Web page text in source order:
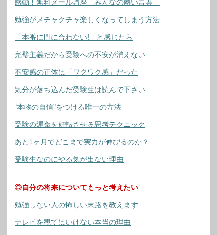
感動！無料メール講座「みんなの熱い言葉」
勉強がメチャクチャ楽しくなってしまう方法
「本番に間に合わない!」と感じたら
完璧主義だから受験への不安が消えない
不安感の正体は「ワクワク感」だった
気分が落ち込んだ受験生は読んで下さい
“本物の自信”をつける唯一の方法
受験の運命を好転させる思考テクニック
あと1ヶ月でどこまで実力が伸びるのか？
受験生なのにやる気が出ない理由
◎自分の将来についてもっと考えたい
勉強しない人の怖しい末路を教えます
テレビを観てはいけない本当の理由